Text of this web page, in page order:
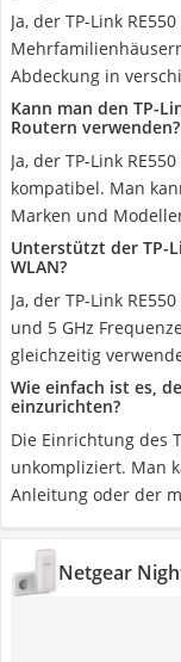
Ja, der TP-Link
Abdeckung in
Kann man den TP-
Routern verwenden?
Ja, der TP-Link
kompatibel. Man
Marken und
Unterstützt der TP-
WLAN?
Ja, der TP-Link
und 5 GHz
gleichzeitig
Wie einfach ist es,
einzurichten?
Die Einrichtung des
unkompliziert. Man
Anleitung oder der
Netgear